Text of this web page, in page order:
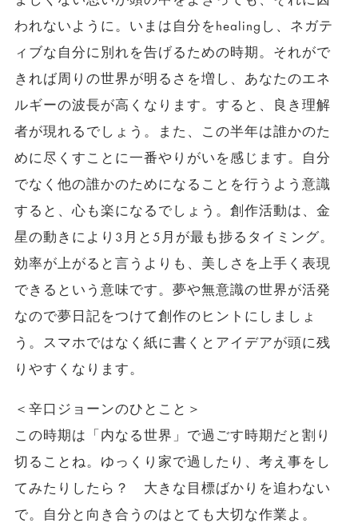
われないように。いまは自分をhealingし、ネガテ
ィブな自分に別れを告げるための時期。それがで
きれば周りの世界が明るさを増し、あなたのエネ
ルギーの波長が高くなります。すると、良き理解
者が現れるでしょう。また、この半年は誰かのた
めに尽くすことに一番やりがいを感じます。自分
でなく他の誰かのためになることを行うよう意識
すると、心も楽になるでしょう。創作活動は、金
星の動きにより3月と5月が最も捗るタイミング。
効率が上がると言うよりも、美しさを上手く表現
できるという意味です。夢や無意識の世界が活発
なので夢日記をつけて創作のヒントにしましょ
う。スマホではなく紙に書くとアイデアが頭に残
りやすくなります。
＜辛口ジョーンのひとこと＞
この時期は「内なる世界」で過ごす時期だと割り
切ることね。ゆっくり家で過したり、考え事をし
てみたりしたら？ 大きな目標ばかりを追わない
で。自分と向き合うのはとても大切な作業よ。